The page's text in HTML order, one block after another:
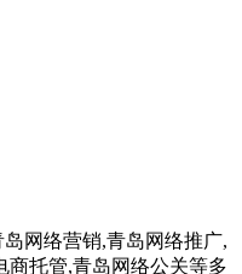
网络营销,青岛网络推广,
商托管,青岛网络公关等多